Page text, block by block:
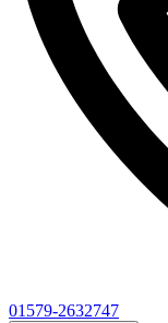
01579-2632747